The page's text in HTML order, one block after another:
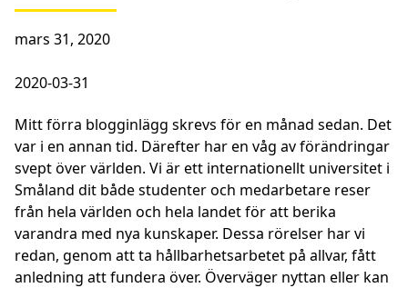
mars 31, 2020
2020-03-31
Mitt förra blogginlägg skrevs för en månad sedan. Det
var i en annan tid. Därefter har en våg av förändringar
svept över världen. Vi är ett internationellt universitet i
Småland dit både studenter och medarbetare reser
från hela världen och hela landet för att berika
varandra med nya kunskaper. Dessa rörelser har vi
redan, genom att ta hållbarhetsarbetet på allvar, fått
anledning att fundera över. Överväger nyttan eller kan